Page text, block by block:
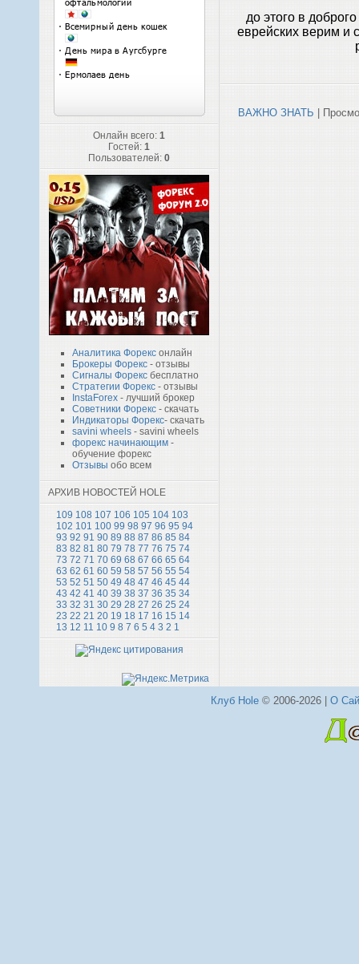
Онлайн всего: 1
Гостей: 1
Пользователей: 0
Аналитика Форекс онлайн
Брокеры Форекс - отзывы
Сигналы Форекс бесплатно
Стратегии Форекс - отзывы
InstaForex - лучший брокер
Советники Форекс - скачать
Индикаторы Форекс- скачать
savini wheels - savini wheels
форекс начинающим -
обучение форекс
Отзывы обо всем
АРХИВ НОВОСТЕЙ HOLE
109 108 107 106 105 104 103
102 101 100 99 98 97 96 95 94
93 92 91 90 89 88 87 86 85 84
83 82 81 80 79 78 77 76 75 74
73 72 71 70 69 68 67 66 65 64
63 62 61 60 59 58 57 56 55 54
53 52 51 50 49 48 47 46 45 44
43 42 41 40 39 38 37 36 35 34
33 32 31 30 29 28 27 26 25 24
23 22 21 20 19 18 17 16 15 14
13 12 11 10 9 8 7 6 5 4 3 2 1
до этого в
еврейских верим и
ВАЖНО ЗНАТЬ |
Клуб Hole© 2006-2026 | О